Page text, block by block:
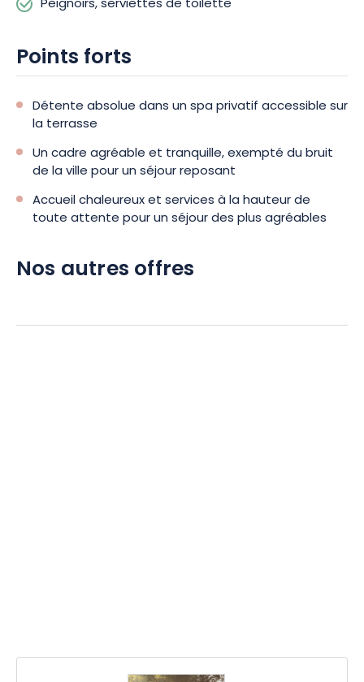
Peignoirs, serviettes de toilette
Points forts
Détente absolue dans un spa privatif accessible sur
la terrasse
Un cadre agréable et tranquille, exempté du bruit
de la ville pour un séjour reposant
Accueil chaleureux et services à la hauteur de
toute attente pour un séjour des plus agréables
Nos autres offres